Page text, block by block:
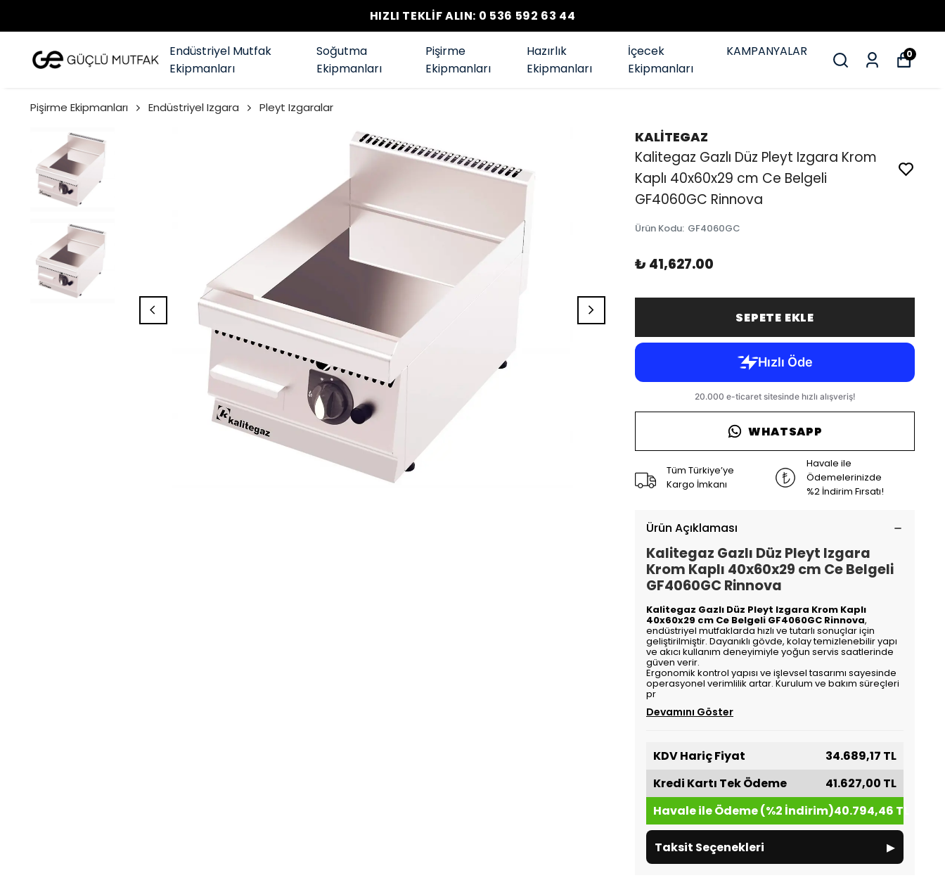
HIZLI TEKLİF ALIN: 0 536 592 63 44
Endüstriyel Mutfak
Ekipmanları
Soğutma
Ekipmanları
Pişirme
Ekipmanları
Hazırlık
Ekipmanları
İçecek
Ekipmanları
KAMPANYALAR 0
Pişirme Ekipmanları Endüstriyel Izgara Pleyt Izgaralar
KALİTEGAZ
Kalitegaz Gazlı Düz Pleyt Izgara Krom
Kaplı 40x60x29 cm Ce Belgeli
GF4060GC Rinnova
Ürün Kodu: GF4060GC
₺ 41,627.00
SEPETE EKLE
WHATSAPP
Tüm Türkiye’ye
Kargo İmkanı
Havale ile
Ödemelerinizde
%2 İndirim Fırsatı!
Ürün Açıklaması
Kalitegaz Gazlı Düz Pleyt Izgara
Krom Kaplı 40x60x29 cm Ce Belgeli
GF4060GC Rinnova
Kalitegaz Gazlı Düz Pleyt Izgara Krom Kaplı
40x60x29 cm Ce Belgeli GF4060GC Rinnova,
endüstriyel mutfaklarda hızlı ve tutarlı sonuçlar için
geliştirilmiştir. Dayanıklı gövde, kolay temizlenebilir yapı
ve akıcı kullanım deneyimiyle yoğun servis saatlerinde
güven verir.
Ergonomik kontrol yapısı ve işlevsel tasarımı sayesinde
operasyonel verimlilik artar. Kurulum ve bakım süreçleri
pr
Devamını Göster
KDV Hariç Fiyat
34.689,17 TL
Kredi Kartı Tek Ödeme
41.627,00 TL
Havale ile Ödeme (%2 İndirim)40.794,46 TL
Taksit Seçenekleri ▸